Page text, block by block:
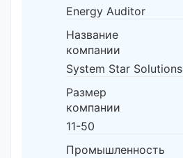
Energy Auditor
Название
компании
System Star Solutions
Размер
компании
11-50
Промышленность